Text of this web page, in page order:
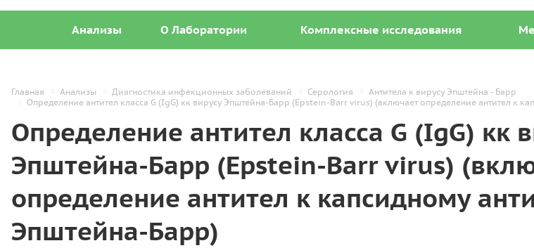
Анализы О Лаборатории Комплексные исследования
Главная Анализы Диагностика инфекционных заболеваний Серология
Антитела к вирусу Эпштейна - Барр
Определение антител класса G (IgG) кк вирусу Эпштейна-Барр (Epstein-Barr virus) (включает определение антител к
Определение антител класса G (IgG) кк
Эпштейна-Барр (Epstein-Barr virus)
определение антител к капсидному
Эпштейна-Барр)